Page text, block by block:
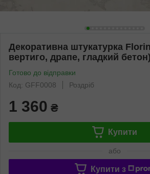
Декоративна штукатурка
вертиго, драпе, гладкий
Готово до відправки
Код: GFF0008
Роздріб
1 360 ₴
Купити
або
Купити з